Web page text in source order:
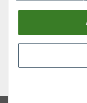
Tel.:0043 (0) 4262
* Alle Preise inkl. gesetzlicher